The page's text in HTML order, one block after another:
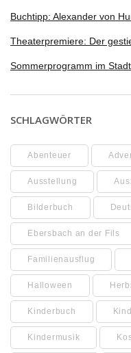
Buchtipp: Alexander von
Theaterpremiere: Der
Sommerprogramm im
SCHLAGWÖRTER
Abenteuer
Ausstellung
Bilderbuch
Ebersbach an der Fils
Familienausflug
Halloween
Kinderbuch
Kindermusik